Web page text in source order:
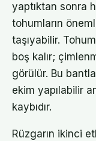
yaptıktan sonra
tohumların
taşıyabilir.
boş kalır;
görülür. Bu
ekim yapılabilir
kaybıdır.
Rüzgarın ikinci